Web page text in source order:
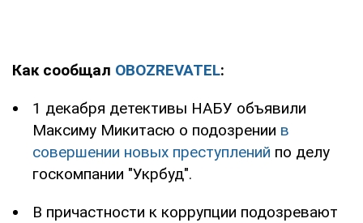
Как сообщал OBOZREVATEL:
1 декабря детективы НАБУ объявили
Максиму Микитасю о подозрении в
совершении новых преступлений по делу
госкомпании "Укрбуд".
В причастности к коррупции подозревают